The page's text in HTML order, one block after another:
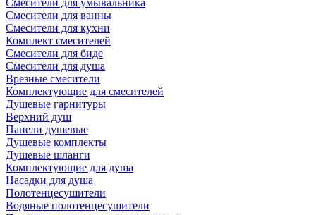
Смесители для умывальника
Смесители для ванны
Смесители для кухни
Комплект смесителей
Смесители для биде
Смесители для душа
Врезные смесители
Комплектующие для смесителей
Душевые гарнитуры
Верхний душ
Панели душевые
Душевые комплекты
Душевые шланги
Комплектующие для душа
Насадки для душа
Полотенцесушители
Водяные полотенцесушители